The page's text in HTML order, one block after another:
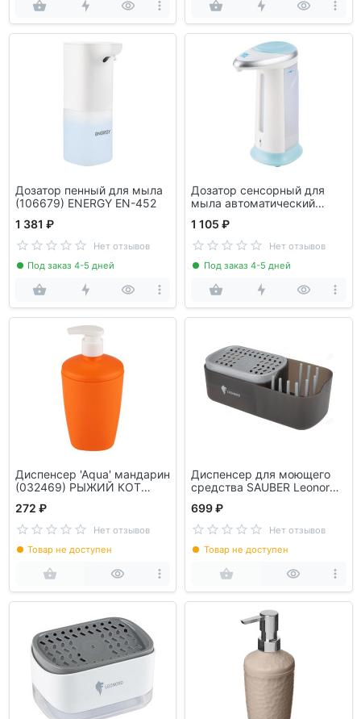
Дозатор пенный для мыла
(106679) ENERGY EN-452
1 381 ₽
Нет отзывов
Под заказ 4-5 дней
Дозатор сенсорный для
мыла автоматический
0111
1 105 ₽
Нет отзывов
Под заказ 4-5 дней
Диспенсер 'Aqua' мандарин
(032469) РЫЖИЙ КОТ
272 ₽
Нет отзывов
Товар не доступен
Диспенсер для моющего
средства SAUBER Leonord
699 ₽
Нет отзывов
Товар не доступен